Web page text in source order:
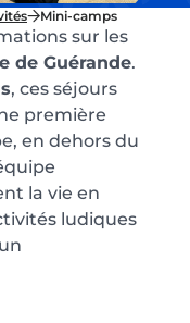
Mini-camps
sur les
de Guérande.
, ces séjours
première
en dehors du
la vie en
ludiques